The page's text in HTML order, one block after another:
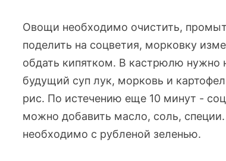
Овощи необходимо очистить,
поделить на соцветия, морковку
обдать кипятком. В кастрюлю нужно
будущий суп лук, морковь и
рис. По истечению еще 10 минут -
можно добавить масло, соль, специи.
необходимо с рубленой зеленью.